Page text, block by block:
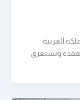
العربية
وتستغرق